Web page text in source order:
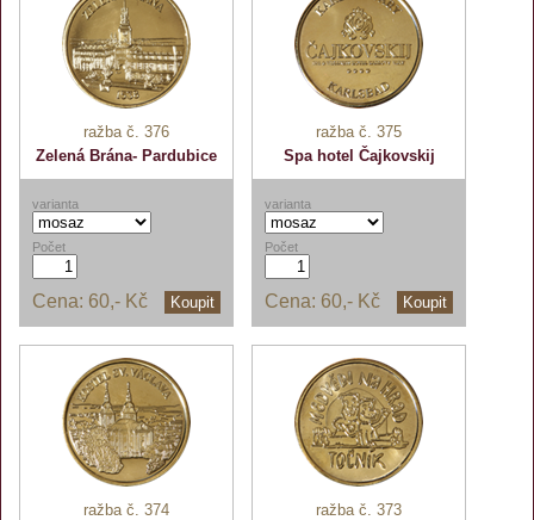
ražba č. 376
Zelená Brána- Pardubice
varianta
Počet
Koupit
Cena: 60,- Kč
ražba č. 375
Spa hotel Čajkovskij
varianta
Počet
Koupit
Cena: 60,- Kč
ražba č. 374
ražba č. 373